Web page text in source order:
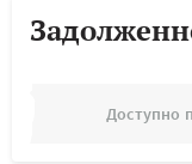
Доступно